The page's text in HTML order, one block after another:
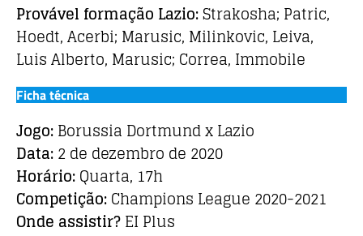
Provável formação Lazio:Strakosha; Patric,
Hoedt, Acerbi; Marusic, Milinkovic, Leiva,
Luis Alberto, Marusic; Correa, Immobile
Ficha técnica
Jogo:Borussia Dortmund x Lazio
Data:2 de dezembro de 2020
Horário:Quarta, 17h
Competição:Champions League 2020-2021
Onde assistir?EI Plus